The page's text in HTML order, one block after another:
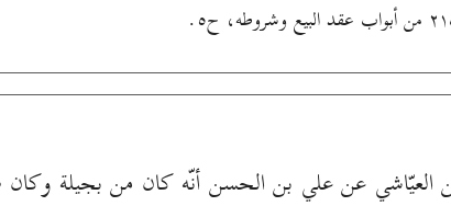
عن علي بن الحسن أنّه كان من بجيلة وكان